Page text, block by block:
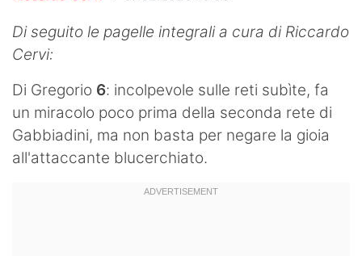
Turismo
Eventi
Di seguito le pagelle integrali a cura di Riccardo
Cervi:
Di Gregorio 6: incolpevole sulle reti subìte, fa
un miracolo poco prima della seconda rete di
Gabbiadini, ma non basta per negare la gioia
all'attaccante blucerchiato.